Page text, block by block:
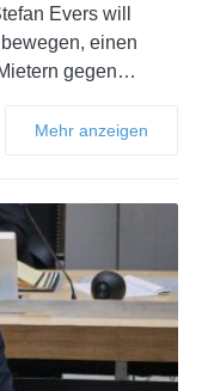
Evers will
einen
gegen…
Mehr anzeigen